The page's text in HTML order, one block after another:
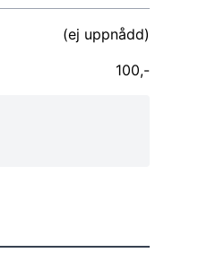
(ej uppnådd)
100,-